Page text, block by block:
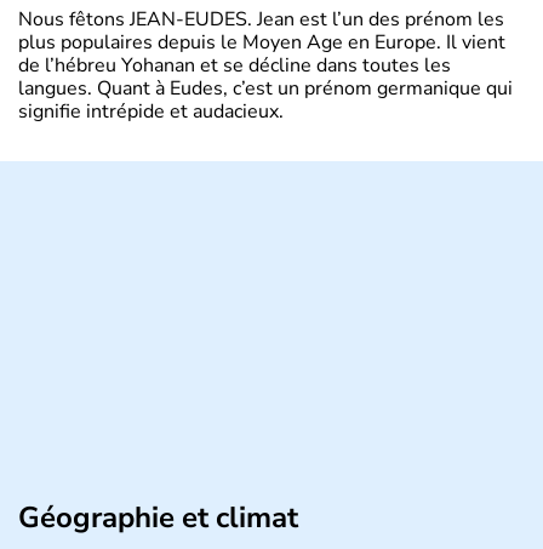
Nous fêtons JEAN-EUDES. Jean est l’un des prénom les
plus populaires depuis le Moyen Age en Europe. Il vient
de l’hébreu Yohanan et se décline dans toutes les
langues. Quant à Eudes, c’est un prénom germanique qui
signifie intrépide et audacieux.
Géographie et climat